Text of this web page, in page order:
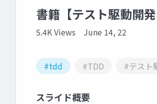
書籍【テスト駆動開
5.4K Views June 14, 22
#tdd #TDD #テスト
スライド概要